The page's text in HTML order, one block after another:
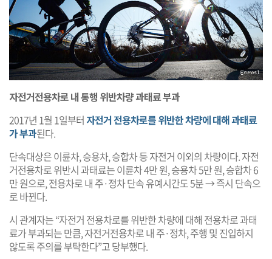
자전거전용차로 내 통행 위반차량 과태료 부과
2017년 1월 1일부터 자전거 전용차로를 위반한 차량에 대해 과태료
가 부과된다.
단속대상은 이륜차, 승용차, 승합차 등 자전거 이외의 차량이다. 자전
거전용차로 위반시 과태료는 이륜차 4만 원, 승용차 5만 원, 승합차 6
만 원으로, 전용차로 내 주·정차 단속 유예시간도 5분 → 즉시 단속으
로 바뀐다.
시 관계자는 “자전거 전용차로를 위반한 차량에 대해 전용차로 과태
료가 부과되는 만큼, 자전거전용차로 내 주·정차, 주행 및 진입하지
않도록 주의를 부탁한다”고 당부했다.